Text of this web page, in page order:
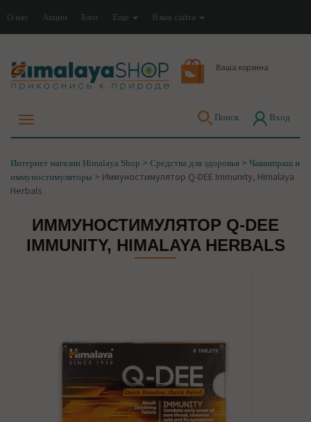
О нас Акции Блог Еще Язык сайта
Ваша корзина
Поиск Вход
Интернет магазин Himalaya Shop > Средства для здоровья > Чаванпраш и
иммуностимуляторы > Иммуностимулятор Q-DEE Immunity, Himalaya
Herbals
ИММУНОСТИМУЛЯТОР Q-DEE
IMMUNITY, HIMALAYA HERBALS